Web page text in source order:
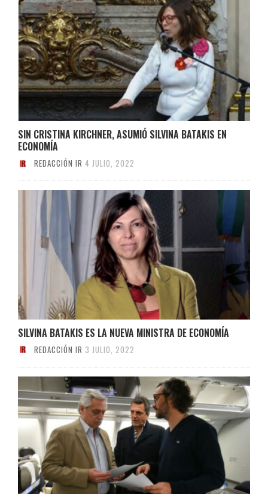
SIN CRISTINA KIRCHNER, ASUMIÓ SILVINA BATAKIS EN
ECONOMÍA
REDACCIÓN IR 4 JULIO, 2022
SILVINA BATAKIS ES LA NUEVA MINISTRA DE ECONOMÍA
REDACCIÓN IR 3 JULIO, 2022